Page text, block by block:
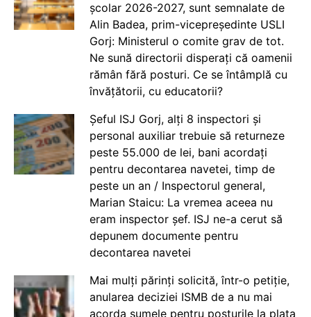
școlar 2026-2027, sunt semnalate de
Alin Badea, prim-vicepreședinte USLI
Gorj: Ministerul o comite grav de tot.
Ne sună directorii disperați că oamenii
rămân fără posturi. Ce se întâmplă cu
învățătorii, cu educatorii?
Șeful ISJ Gorj, alți 8 inspectori și
personal auxiliar trebuie să returneze
peste 55.000 de lei, bani acordați
pentru decontarea navetei, timp de
peste un an / Inspectorul general,
Marian Staicu: La vremea aceea nu
eram inspector șef. ISJ ne-a cerut să
depunem documente pentru
decontarea navetei
Mai mulți părinți solicită, într-o petiție,
anularea deciziei ISMB de a nu mai
acorda sumele pentru posturile la plata